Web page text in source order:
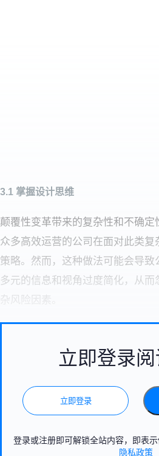
3.1 掌握设计思维
颠覆性变革带来的复杂性和不确定
众多高效运营的公司在面对此类
策略。然而，这种做法可能会导
多元的信息和视角过度简化，从
杂风险因素。
立即登录
立即登录
登录或注册即可解锁全站内容，即表
隐私政策